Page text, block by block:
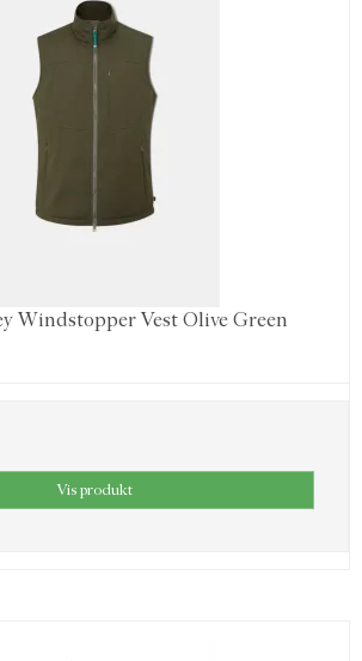
Windstopper Vest Olive Green
Vis produkt